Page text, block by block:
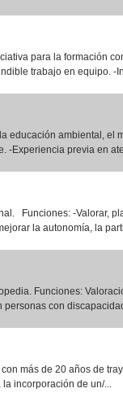
para la formación
trabajo en equipo. -
educación ambiental, el
-Experiencia previa en
Funciones: -Valorar,
la autonomía, la
Funciones:
con
más de 20 años de
incorporación de un/...